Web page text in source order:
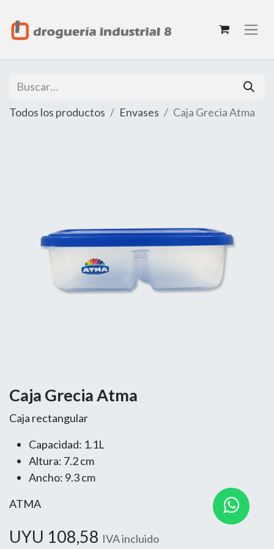
Todos los productos Envases Caja Grecia Atma
Caja Grecia Atma
Caja rectangular
Capacidad: 1.1L
Altura: 7.2 cm
Ancho: 9.3 cm
ATMA
UYU 108,58 IVA incluido